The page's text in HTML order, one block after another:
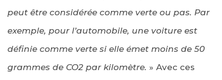
peut être considérée comme verte ou pas. Par
exemple, pour l’automobile, une voiture est
définie comme verte si elle émet moins de 50
grammes de CO2 par kilomètre. » Avec ces